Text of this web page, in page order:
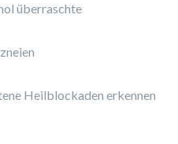
überraschte
Heilblockaden erkennen